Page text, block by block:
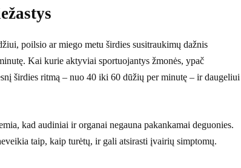
poilsio ar miego metu širdies susitraukimų dažnis
Kai kurie aktyviai sportuojantys žmonės, ypač
širdies ritmą – nuo 40 iki 60 dūžių per minutę – ir daugeliui
kad audiniai ir organai negauna pakankamai deguonies.
taip, kaip turėtų, ir gali atsirasti įvairių simptomų.